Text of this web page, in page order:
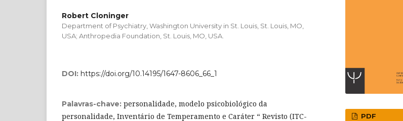
Robert Cloninger
Department of Psychiatry, Washington University in St. Louis, St. Louis, MO,
USA; Anthropedia Foundation, St. Louis, MO, USA.
DOI: https://doi.org/10.14195/1647-8606_66_1
Palavras-chave: personalidade, modelo psicobiológico da
personalidade, Inventário de Temperamento e Caráter “ Revisto (ITC-
PDF